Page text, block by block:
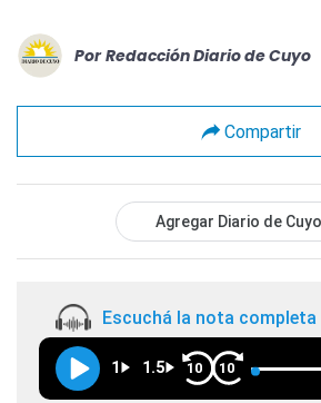
Por Redacción Diario de Cuyo
Compartir
Agregar Diario de
Escuchá la nota completa
1 1.5 10 10